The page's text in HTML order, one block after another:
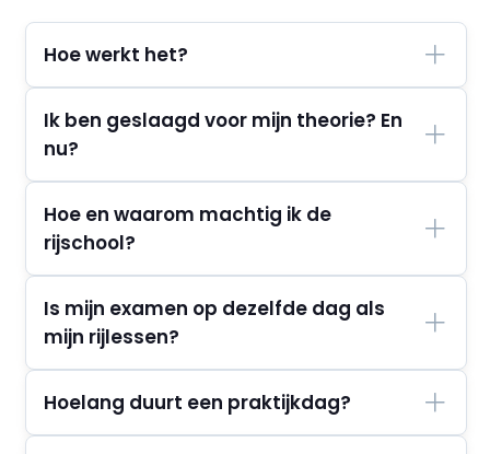
Hoe werkt het?
Ik ben geslaagd voor mijn theorie? En
nu?
Hoe en waarom machtig ik de
rijschool?
Is mijn examen op dezelfde dag als
mijn rijlessen?
Hoelang duurt een praktijkdag?